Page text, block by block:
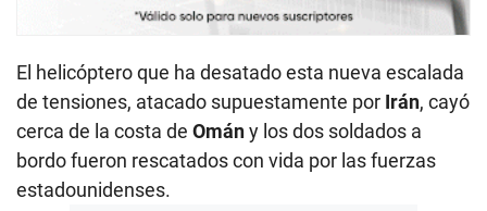
El helicóptero que ha desatado esta nueva escalada
de tensiones, atacado supuestamente por Irán, cayó
cerca de la costa de Omány los dos soldados a
bordo fueron rescatados con vida por las fuerzas
estadounidenses.